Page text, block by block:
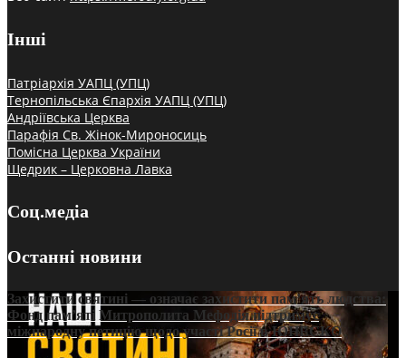
Інші
Патріархія УАПЦ (УПЦ)
Тернопільська Єпархія УАПЦ (УПЦ)
Андріївська Церква
Парафія Св. Жінок-Мироносиць
Помісна Церква України
Щедрик – Церковна Лавка
Соц.медіа
Останні новини
Захистити святині — означає захистити пам’ять людства:
Фонд пам’яті Митрополита Мефодія підтримує
міжнародну петицію щодо участі Росії в ЮНЕСКО